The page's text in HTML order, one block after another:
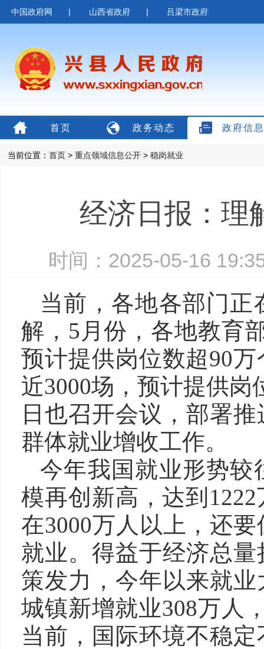
中国政府网 | 山西省政府 | 吕梁市政府
首页 政务动态 政府信
当前位置： 首页 > 重点领域信息公开 > 稳岗就业
经济日报：理
时间：2025-05-16
当前，各地各部门
解，5月份，各地教育
预计提供岗位数超90
近3000场，预计提供
日也召开会议，部署
群体就业增收工作。
今年我国就业形势较
模再创新高，达到
在3000万人以上，还
就业。得益于经济总
策发力，今年以来就
城镇新增就业308万人
当前，国际环境不稳